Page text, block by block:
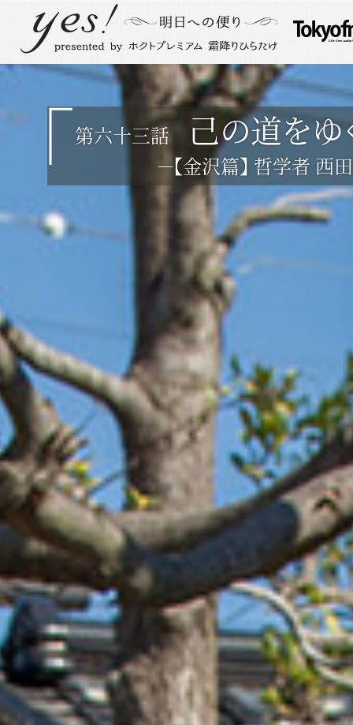
第六十三話 己の道をゆ
－【金沢篇】 哲学者 西